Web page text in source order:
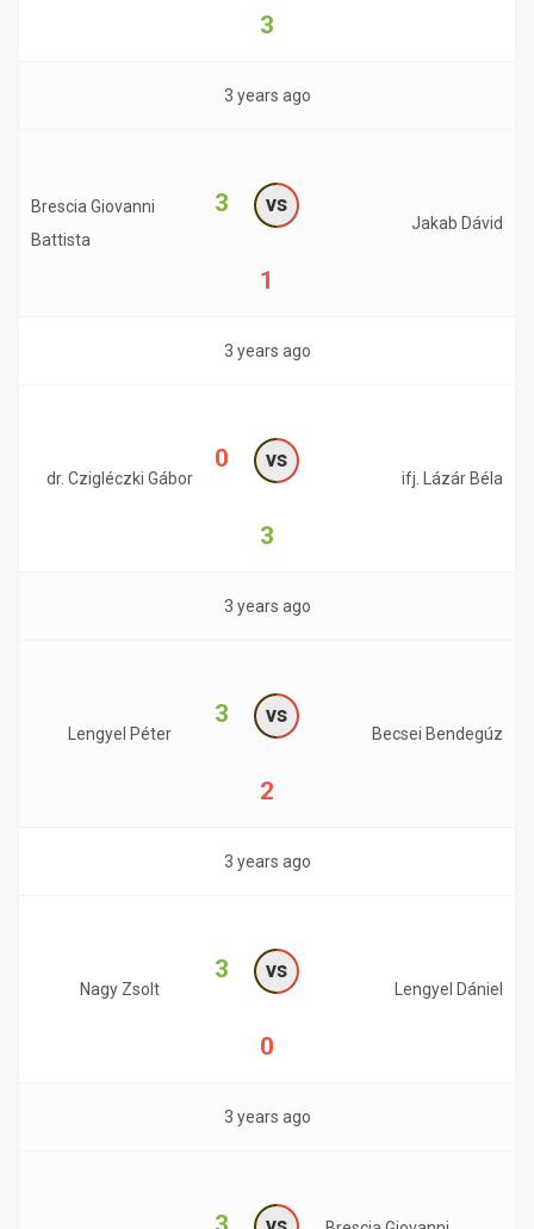
3
3 years ago
Brescia Giovanni
Battista
3 vs
1
Jakab Dávid
3 years ago
dr. Czigléczki Gábor
0 vs
3
ifj. Lázár Béla
3 years ago
Lengyel Péter
3 vs
2
Becsei Bendegúz
3 years ago
Nagy Zsolt
3 vs
0
Lengyel Dániel
3 years ago